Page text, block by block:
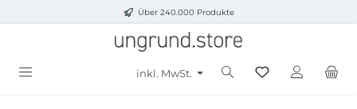
Zum Hauptinhalt springenÜber 240.000 Produkte
inkl. MwSt.